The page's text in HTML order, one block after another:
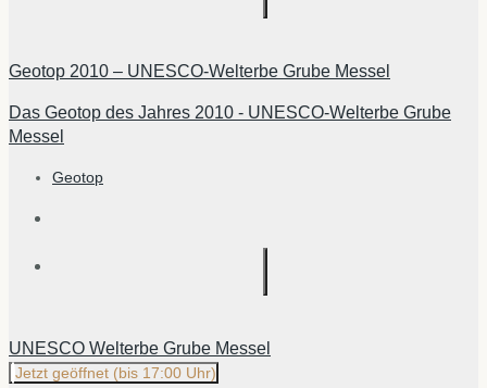
Geotop 2010 – UNESCO-Welterbe Grube Messel
Das Geotop des Jahres 2010 - UNESCO-Welterbe Grube
Messel
Geotop
UNESCO Welterbe Grube Messel
Jetzt geöffnet (bis 17:00 Uhr)